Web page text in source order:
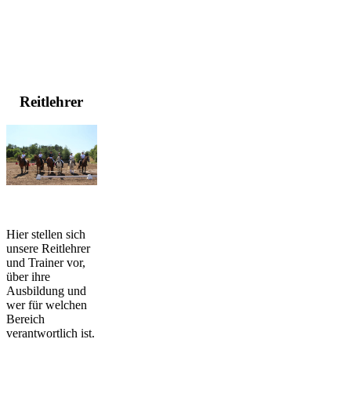
Reitlehrer
Hier stellen sich
unsere Reitlehrer
und Trainer vor,
über ihre
Ausbildung und
wer für welchen
Bereich
verantwortlich ist.